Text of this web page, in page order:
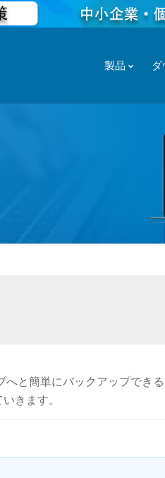
製品
と簡単にバックアップでき
きます。